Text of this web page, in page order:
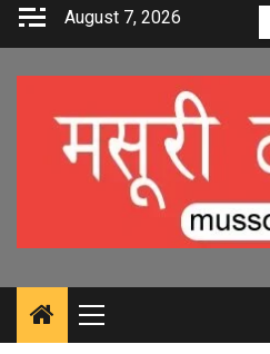
Skip
August 7, 2026
Primary
Menu